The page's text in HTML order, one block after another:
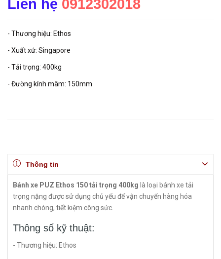
Liên hệ 0912302018
- Thương hiệu: Ethos
- Xuất xứ: Singapore
- Tải trọng: 400kg
- Đường kính mâm: 150mm
Thông tin
Bánh xe PUZ Ethos 150 tải trọng 400kg là loại bánh xe tải
trọng nặng được sử dụng chủ yếu để vận chuyển hàng hóa
nhanh chóng, tiết kiệm công sức.
Thông số kỹ thuật:
- Thương hiệu: Ethos